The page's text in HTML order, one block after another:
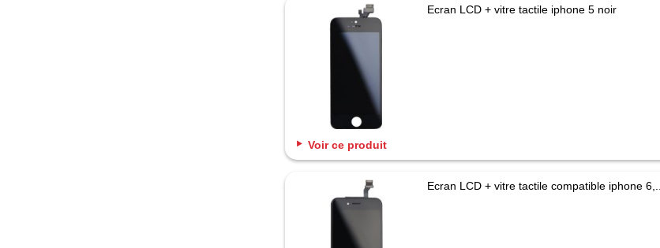
Ecran LCD + vitre tactile iphone 5 noir
Voir ce produit
Ecran LCD + vitre tactile compatible iphone 6,...